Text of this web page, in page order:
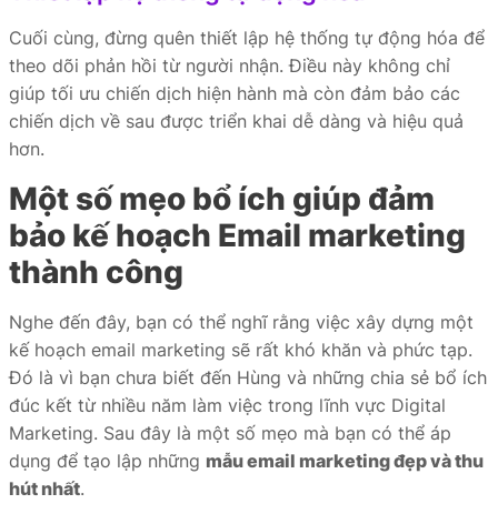
Cuối cùng, đừng quên thiết lập hệ thống tự động hóa để
theo dõi phản hồi từ người nhận. Điều này không chỉ
giúp tối ưu chiến dịch hiện hành mà còn đảm bảo các
chiến dịch về sau được triển khai dễ dàng và hiệu quả
hơn.
Một số mẹo bổ ích giúp đảm
bảo kế hoạch Email marketing
thành công
Nghe đến đây, bạn có thể nghĩ rằng việc xây dựng một
kế hoạch email marketing sẽ rất khó khăn và phức tạp.
Đó là vì bạn chưa biết đến Hùng và những chia sẻ bổ ích
đúc kết từ nhiều năm làm việc trong lĩnh vực Digital
Marketing. Sau đây là một số mẹo mà bạn có thể áp
dụng để tạo lập những mẫu email marketing đẹp và thu
hút nhất.